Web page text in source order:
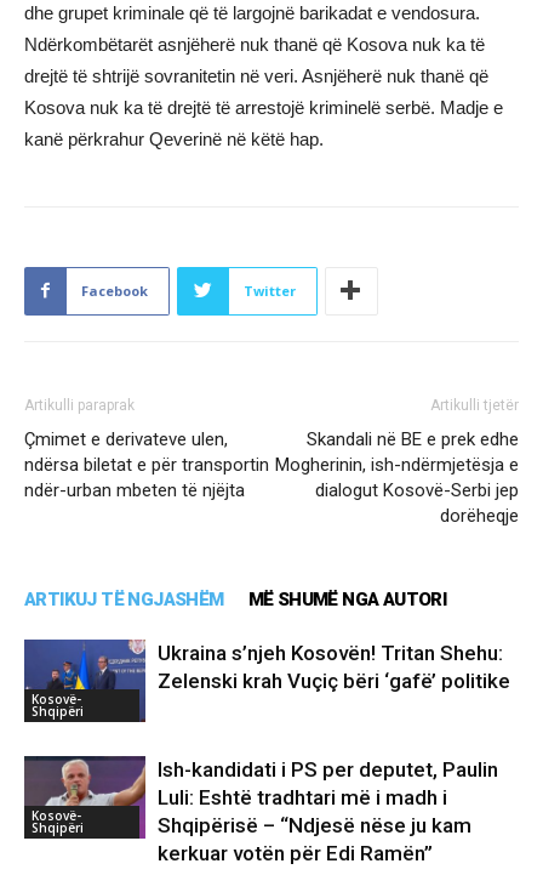
dhe grupet kriminale që të largojnë barikadat e vendosura.
Ndërkombëtarët asnjëherë nuk thanë që Kosova nuk ka të
drejtë të shtrijë sovranitetin në veri. Asnjëherë nuk thanë që
Kosova nuk ka të drejtë të arrestojë kriminelë serbë. Madje e
kanë përkrahur Qeverinë në këtë hap.
Facebook Twitter
Artikulli paraprak
Çmimet e derivateve ulen,
ndërsa biletat e për transportin
ndër-urban mbeten të njëjta
Artikulli tjetër
Skandali në BE e prek edhe
Mogherinin, ish-ndërmjetësja e
dialogut Kosovë-Serbi jep
dorëheqje
ARTIKUJ TË NGJASHËM MË SHUMË NGA AUTORI
Kosovë-
Shqipëri
Ukraina s’njeh Kosovën! Tritan Shehu:
Zelenski krah Vuçiç bëri ‘gafë’ politike
Kosovë-
Shqipëri
Ish-kandidati i PS per deputet, Paulin
Luli: Eshtë tradhtari më i madh i
Shqipërisë – “Ndjesë nëse ju kam
kerkuar votën për Edi Ramën”